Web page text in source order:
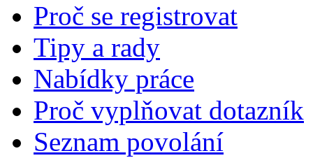
Proč se registrovat
Tipy a rady
Nabídky práce
Proč vyplňovat dotazník
Seznam povolání